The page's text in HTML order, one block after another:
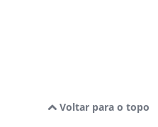
Voltar para o topo